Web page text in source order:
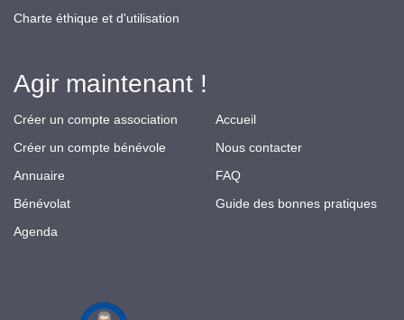
Charte éthique et d'utilisation
Agir maintenant !
Créer un compte association
Créer un compte bénévole
Annuaire
Bénévolat
Agenda
Accueil
Nous contacter
FAQ
Guide des bonnes pratiques